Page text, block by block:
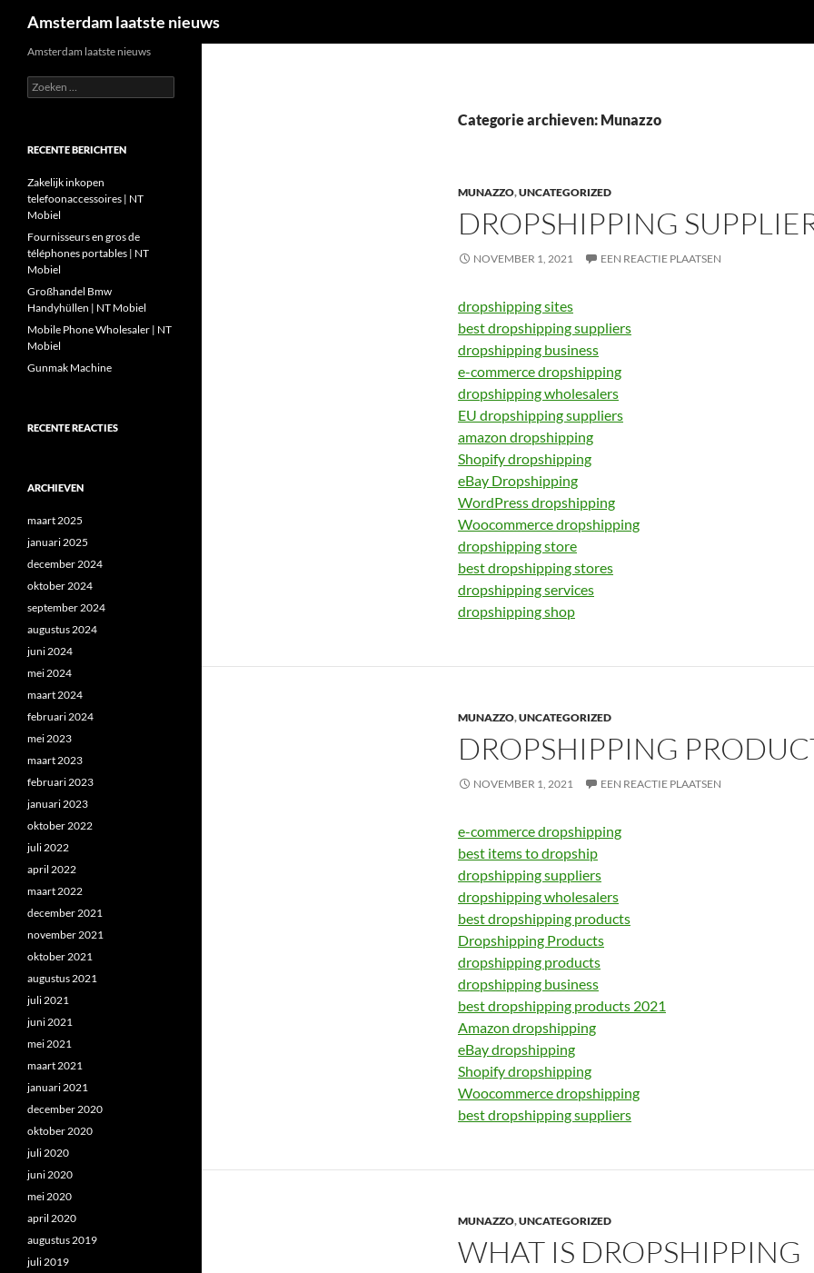
Amsterdam laatste nieuws
Categorie archieven: Munazzo
MUNAZZO,UNCATEGORIZED
DROPSHIPPING
NOVEMBER 1, 2021 EEN REACTIE PLAATSEN
dropshipping sites
best dropshipping suppliers
dropshipping business
e-commerce dropshipping
dropshipping wholesalers
EU dropshipping suppliers
amazon dropshipping
Shopify dropshipping
eBay Dropshipping
WordPress dropshipping
Woocommerce dropshipping
dropshipping store
best dropshipping stores
dropshipping services
dropshipping shop
MUNAZZO,UNCATEGORIZED
DROPSHIPPING
NOVEMBER 1, 2021 EEN REACTIE PLAATSEN
e-commerce dropshipping
best items to dropship
dropshipping suppliers
dropshipping wholesalers
best dropshipping products
Dropshipping Products
dropshipping products
dropshipping business
best dropshipping products 2021
Amazon dropshipping
eBay dropshipping
Shopify dropshipping
Woocommerce dropshipping
best dropshipping suppliers
MUNAZZO,UNCATEGORIZED
WHAT IS DROPSHIPPING
Amsterdam laatste nieuws
Zoeken
naar:
RECENTE BERICHTEN
Zakelijk inkopen
telefoonaccessoires | NT
Mobiel
Fournisseurs en gros de
téléphones portables | NT
Mobiel
Großhandel Bmw
Handyhüllen | NT Mobiel
Mobile Phone Wholesaler | NT
Mobiel
Gunmak Machine
RECENTE REACTIES
ARCHIEVEN
maart 2025
januari 2025
december 2024
oktober 2024
september 2024
augustus 2024
juni 2024
mei 2024
maart 2024
februari 2024
mei 2023
maart 2023
februari 2023
januari 2023
oktober 2022
juli 2022
april 2022
maart 2022
december 2021
november 2021
oktober 2021
augustus 2021
juli 2021
juni 2021
mei 2021
maart 2021
januari 2021
december 2020
oktober 2020
juli 2020
juni 2020
mei 2020
april 2020
augustus 2019
juli 2019